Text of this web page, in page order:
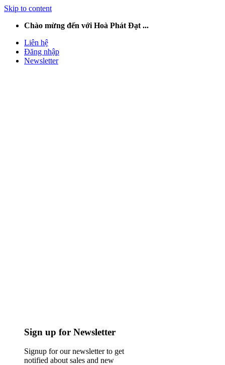
Skip to content
Chào mừng đến với Hoà Phát Đạt ...
Liên hệ
Đăng nhập
Newsletter
Sign up for Newsletter
Signup for our newsletter to get
notified about sales and new